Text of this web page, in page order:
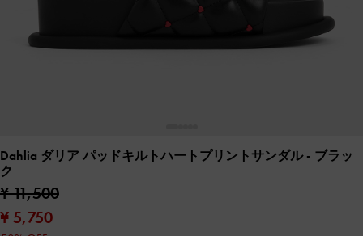
Dahlia ダリア パッドキルトハートプリントサンダル- ブラッ
ク
¥ 11,500
¥ 5,750